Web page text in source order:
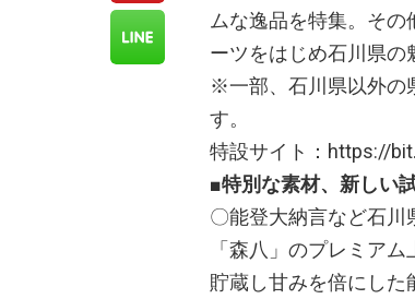
ムな逸品を特集。そ
ーツをはじめ石川県の
※一部、石川県以外の
す。
特設サイト：https://
■特別な素材、新しい
〇能登大納言など石川
「森八」のプレミア
貯蔵し甘みを倍にし